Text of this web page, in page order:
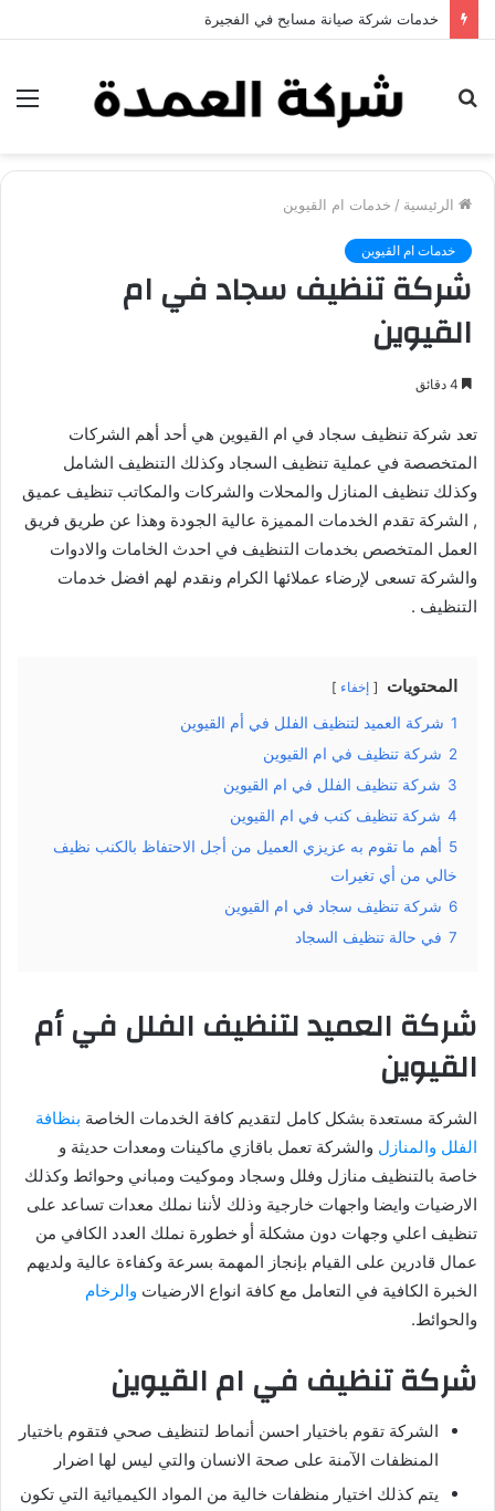
خدمات شركة صيانة مسابح في الفجيرة
الرئيسية / خدمات ام القيوين
خدمات ام القيوين
شركة تنظيف سجاد في ام
القيوين
تعد شركة تنظيف سجاد في ام القيوين هي أحد أهم الشركات
المتخصصة في عملية تنظيف السجاد وكذلك التنظيف الشامل
وكذلك تنظيف المنازل والمحلات والشركات والمكاتب تنظيف عميق
, الشركة تقدم الخدمات المميزة عالية الجودة وهذا عن طريق فريق
العمل المتخصص بخدمات التنظيف في احدث الخامات والادوات
والشركة تسعى لإرضاء عملائها الكرام ونقدم لهم افضل خدمات
التنظيف .
المحتويات إخفاء
1 شركة العميد لتنظيف الفلل في أم القيوين
2 شركة تنظيف في ام القيوين
3 شركة تنظيف الفلل في ام القيوين
4 شركة تنظيف كنب في ام القيوين
5 أهم ما تقوم به عزيزي العميل من أجل الاحتفاظ بالكنب نظيف
خالي من أي تغيرات
6 شركة تنظيف سجاد في ام القيوين
7 في حالة تنظيف السجاد
شركة العميد لتنظيف الفلل في أم
القيوين
الشركة مستعدة بشكل كامل لتقديم كافة الخدمات الخاصة بنظافة
الفلل والمنازل والشركة تعمل باقازي ماكينات ومعدات حديثة و
خاصة بالتنظيف منازل وفلل وسجاد وموكيت ومباني وحوائط وكذلك
الارضيات وايضا واجهات خارجية وذلك لأننا نملك معدات تساعد على
تنظيف اعلي وجهات دون مشكلة أو خطورة نملك العدد الكافي من
عمال قادرين على القيام بإنجاز المهمة بسرعة وكفاءة عالية ولديهم
الخبرة الكافية في التعامل مع كافة انواع الارضيات والرخام
والحوائط.
شركة تنظيف في ام القيوين
الشركة تقوم باختيار احسن أنماط لتنظيف صحي فتقوم باختيار
المنظفات الآمنة على صحة الانسان والتي ليس لها اضرار
يتم كذلك اختيار منظفات خالية من المواد الكيميائية التي تكون